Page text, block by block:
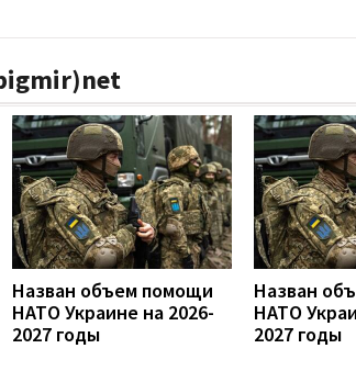
Назван объем помощи
НАТО Украине на 2026-
2027 годы
Назван
НАТО
2027 годы